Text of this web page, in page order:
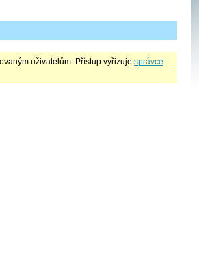
uživatelům. Přístup vyřizujesprávce